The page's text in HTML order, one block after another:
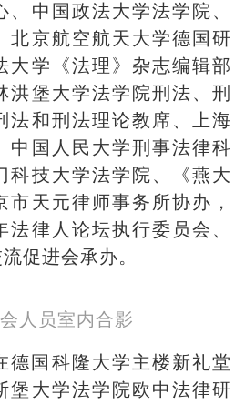
中国政法大学法学院、
北京航空航天大学德国研
大学《法理》杂志编辑部
洪堡大学法学院刑法、刑
法和刑法理论教席、上海
中国人民大学刑事法律科
科技大学法学院、《燕大
市天元律师事务所协办，
法律人论坛执行委员会、
促进会承办。
人员室内合影
德国科隆大学主楼新礼堂
堡大学法学院欧中法律研